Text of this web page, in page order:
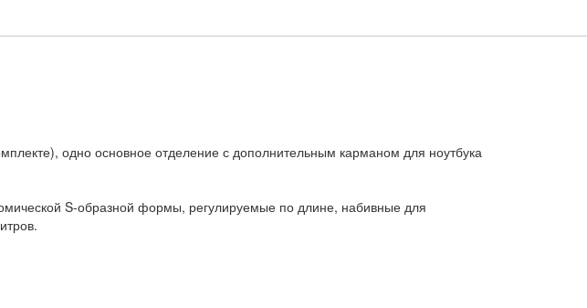
одно основное отделение с дополнительным карманом для ноутбука
S-образной формы, регулируемые по длине, набивные для